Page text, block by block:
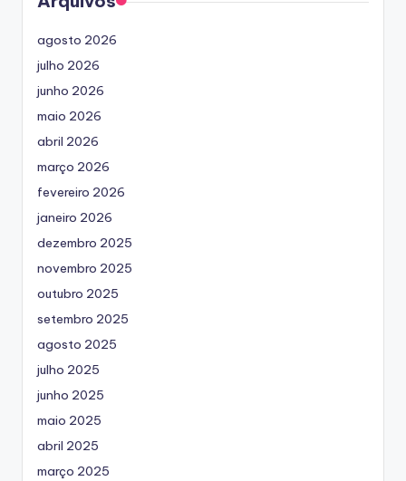
agosto 2026
julho 2026
junho 2026
maio 2026
abril 2026
março 2026
fevereiro 2026
janeiro 2026
dezembro 2025
novembro 2025
outubro 2025
setembro 2025
agosto 2025
julho 2025
junho 2025
maio 2025
abril 2025
março 2025